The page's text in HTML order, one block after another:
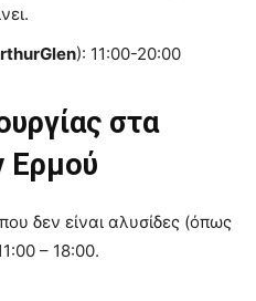
): 11:00-20:00
στα
Ερμού
δεν είναι αλυσίδες (όπως
– 18:00.